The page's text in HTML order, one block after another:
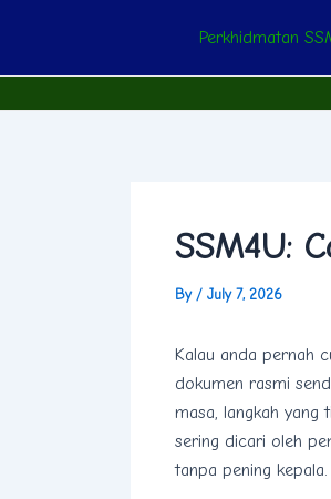
Perkhidmatan
SSM4U:
By / July 7, 2026
Kalau anda pernah
dokumen rasmi
masa, langkah yang
sering dicari oleh
tanpa pening kepala.
navigation